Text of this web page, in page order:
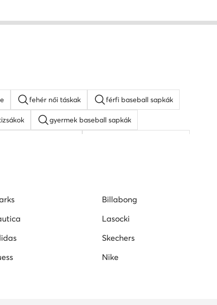
fehér női táskak férfi baseball sapkák
gyermek baseball sapkák
Billabong
Lasocki
Skechers
Nike